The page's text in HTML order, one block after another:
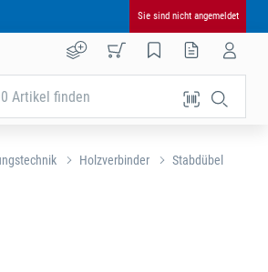
Sie sind nicht angemeldet
Artikel finden
Holzverbinder Stabdübel